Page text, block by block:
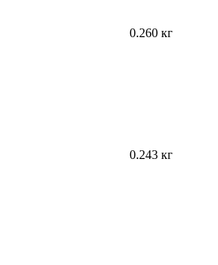
0.260 кг
0.243 кг